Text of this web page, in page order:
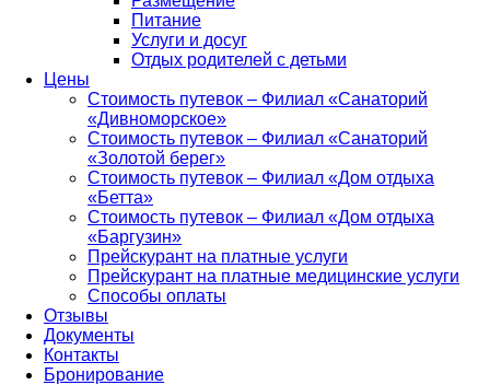
Питание
Услуги и досуг
Отдых родителей с детьми
Цены
Стоимость путевок – Филиал «Санаторий
«Дивноморское»
Стоимость путевок – Филиал «Санаторий
«Золотой берег»
Стоимость путевок – Филиал «Дом отдыха
«Бетта»
Стоимость путевок – Филиал «Дом отдыха
«Баргузин»
Прейскурант на платные услуги
Прейскурант на платные медицинские услуги
Способы оплаты
Отзывы
Документы
Контакты
Бронирование